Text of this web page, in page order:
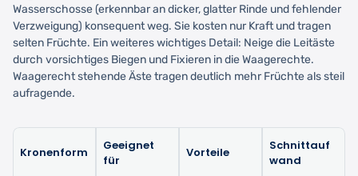
Wasserschosse (erkennbar an dicker, glatter Rinde und fehlender
Verzweigung) konsequent weg. Sie kosten nur Kraft und tragen
selten Früchte. Ein weiteres wichtiges Detail: Neige die Leitäste
durch vorsichtiges Biegen und Fixieren in die Waagerechte.
Waagerecht stehende Äste tragen deutlich mehr Früchte als steil
aufragende.
Kronenform
Geeignet
für
Vorteile
Schnittauf
wand